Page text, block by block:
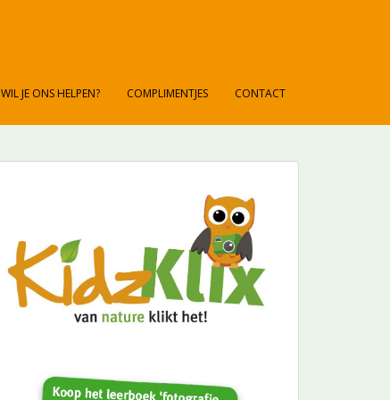
WIL JE ONS HELPEN? COMPLIMENTJES CONTACT